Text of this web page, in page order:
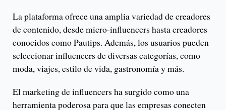
La plataforma ofrece una amplia variedad de creadores
de contenido, desde micro-influencers hasta creadores
conocidos como Pautips. Además, los usuarios pueden
seleccionar influencers de diversas categorías, como
moda, viajes, estilo de vida, gastronomía y más.
El marketing de influencers ha surgido como una
herramienta poderosa para que las empresas conecten